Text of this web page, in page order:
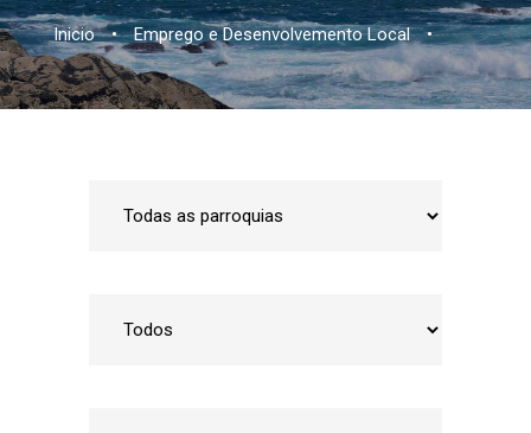
Inicio • Emprego e Desenvolvemento Local •